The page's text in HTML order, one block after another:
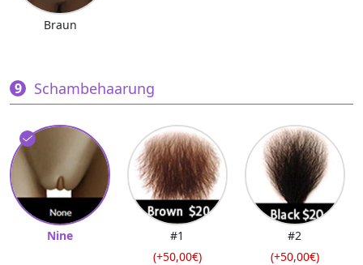
Braun
Schambehaarung
Nine
#1
(+50,00€)
#2
(+50,00€)